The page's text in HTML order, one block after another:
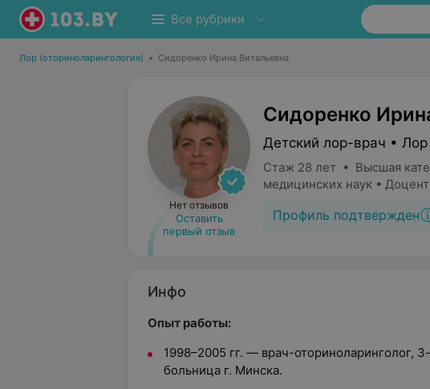
Все рубрики
Лор (оториноларингология) • Сидоренко Ирина Витальевна
Нет отзывов
Оставить
первый отзыв
Сидоренко
Детский лор-врач • Лор
Стаж 28 лет • Высшая
медицинских наук • Доцент
Профиль подтвержден
Инфо
Опыт работы:
1998–2005 гг. — врач-оториноларинголог,
больница г. Минска.